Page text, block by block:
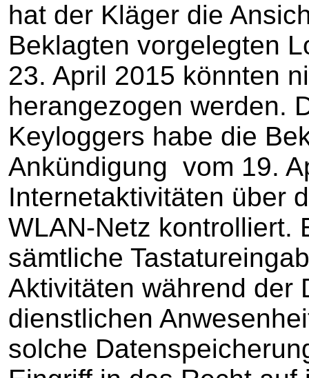
hat der Kläger die
Beklagten vorgelegten
23. April 2015 könnten
herangezogen werden.
Keyloggers habe die
Ankündigung vom 19.
Internetaktivitäten über
WLAN-Netz kontrolliert.
sämtliche
Aktivitäten während der
dienstlichen
solche